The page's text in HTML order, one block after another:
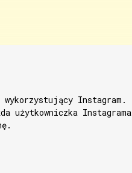
wykorzystujący Instagram.
użytkowniczka Instagrama